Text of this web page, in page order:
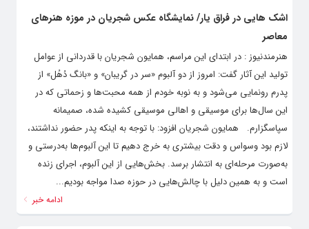
اشک هایی در فراق یار/ نمایشگاه عکس شجریان در موزه هنرهای
معاصر
هنرمندنیوز : در ابتدای این مراسم، همایون شجریان با قدردانی از عوامل
تولید این آثار گفت: امروز از دو آلبوم «سر در گریبان» و «بانگ دُهُل» از
پدرم رونمایی می‌شود و به نوبه خودم از همه محبت‌ها و زحماتی که در
این سال‌ها برای موسیقی و اهالی موسیقی کشیده شده، صمیمانه
سپاسگزارم. همایون شجریان افزود: با توجه به اینکه پدر حضور نداشتند،
لازم بود وسواس و دقت بیشتری به خرج دهیم تا این آلبوم‌ها به‌درستی و
به‌صورت مرحله‌ای به انتشار برسد. بخش‌هایی از این آلبوم، اجرای زنده
است و به همین دلیل با چالش‌هایی در حوزه صدا مواجه بودیم...
ادامه خبر